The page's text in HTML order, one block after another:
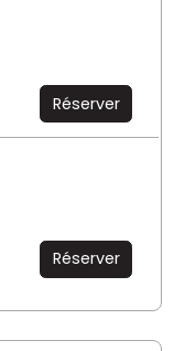
Réserver
Réserver